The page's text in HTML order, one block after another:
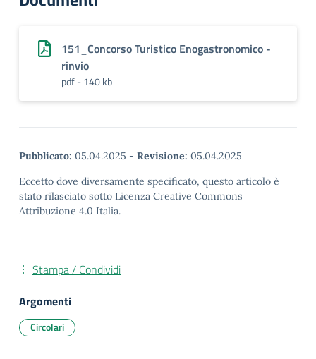
151_Concorso Turistico Enogastronomico -
rinvio
pdf - 140 kb
Pubblicato: 05.04.2025 - Revisione: 05.04.2025
Eccetto dove diversamente specificato, questo articolo è
stato rilasciato sotto Licenza Creative Commons
Attribuzione 4.0 Italia.
Stampa / Condividi
Argomenti
Circolari